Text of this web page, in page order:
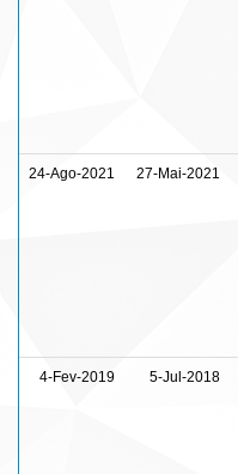
24-Ago-2021 27-Mai-2021
4-Fev-2019 5-Jul-2018